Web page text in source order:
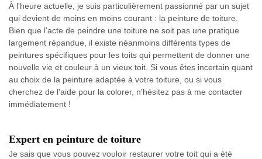
À l'heure actuelle, je suis particulièrement passionné par un sujet
qui devient de moins en moins courant : la peinture de toiture.
Bien que l'acte de peindre une toiture ne soit pas une pratique
largement répandue, il existe néanmoins différents types de
peintures spécifiques pour les toits qui permettent de donner une
nouvelle vie et couleur à un vieux toit. Si vous êtes incertain quant
au choix de la peinture adaptée à votre toiture, ou si vous
cherchez de l'aide pour la colorer, n'hésitez pas à me contacter
immédiatement !
Expert en peinture de toiture
Je sais que vous pouvez vouloir restaurer votre toit qui a été